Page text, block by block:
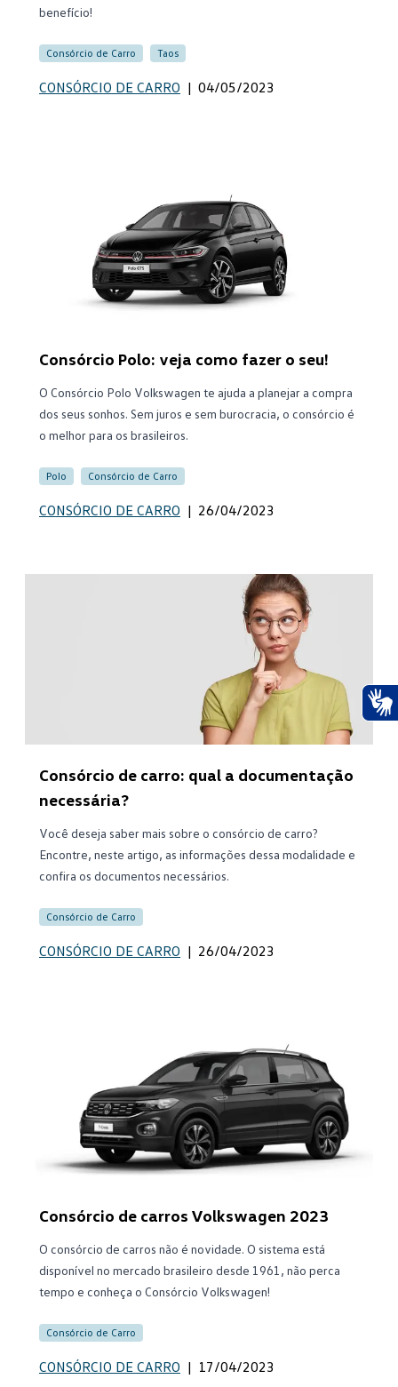
benefício!
Consórcio de Carro Taos
CONSÓRCIO DE CARRO | 04/05/2023
Consórcio Polo: veja como fazer o seu!
O Consórcio Polo Volkswagen te ajuda a planejar a compra
dos seus sonhos. Sem juros e sem burocracia, o consórcio é
o melhor para os brasileiros.
Polo Consórcio de Carro
CONSÓRCIO DE CARRO | 26/04/2023
Consórcio de carro: qual a documentação
necessária?
Você deseja saber mais sobre o consórcio de carro?
Encontre, neste artigo, as informações dessa modalidade e
confira os documentos necessários.
Consórcio de Carro
CONSÓRCIO DE CARRO | 26/04/2023
Consórcio de carros Volkswagen 2023
O consórcio de carros não é novidade. O sistema está
disponível no mercado brasileiro desde 1961, não perca
tempo e conheça o Consórcio Volkswagen!
Consórcio de Carro
CONSÓRCIO DE CARRO | 17/04/2023